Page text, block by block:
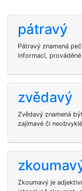
pátravý
Pátravý znamená
informací,
zvědavý
Zvědavý znamená
zajímavé či
Zkoumavý je